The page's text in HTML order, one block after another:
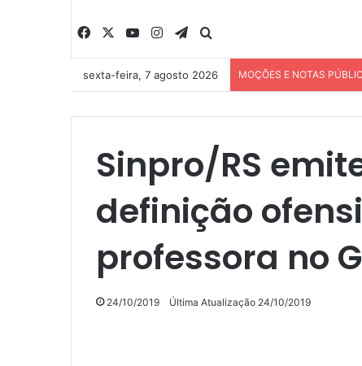
Facebook YouTubeInstagramTelegram
sexta-feira, 7 agosto 2026 MOÇÕES E NOTAS
Sinpro/RS
definição
professora no
24/10/2019 Última Atualização 24/10/2019